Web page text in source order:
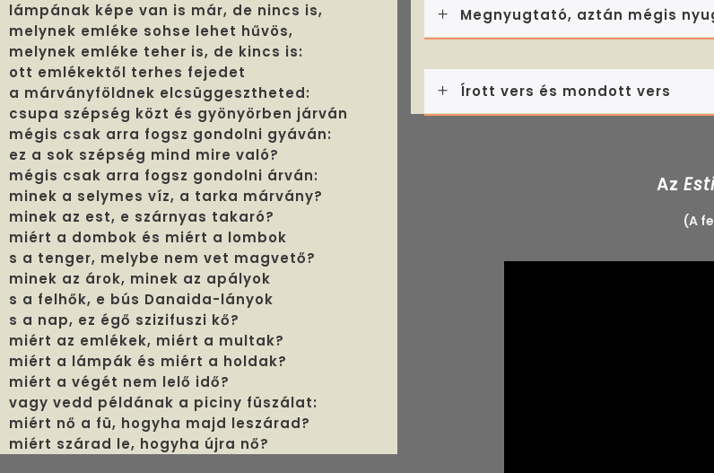
lámpának képe van is már, de nincs is,
melynek emléke sohse lehet hűvös,
melynek emléke teher is, de kincs is:
ott emlékektől terhes fejedet
a márványföldnek elcsüggesztheted:
csupa szépség közt és gyönyörben járván
mégis csak arra fogsz gondolni gyáván:
ez a sok szépség mind mire való?
mégis csak arra fogsz gondolni árván:
minek a selymes víz, a tarka márvány?
minek az est, e szárnyas takaró?
miért a dombok és miért a lombok
s a tenger, melybe nem vet magvető?
minek az árok, minek az apályok
s a felhők, e bús Danaida-lányok
s a nap, ez égő szizifuszi kő?
miért az emlékek, miért a multak?
miért a lámpák és miért a holdak?
miért a végét nem lelő idő?
vagy vedd példának a piciny füszálat:
miért nő a fü, hogyha majd leszárad?
miért szárad le, hogyha újra nő?
Megnyugtató, aztán mégis
Írott vers és mondott vers
Az
(A